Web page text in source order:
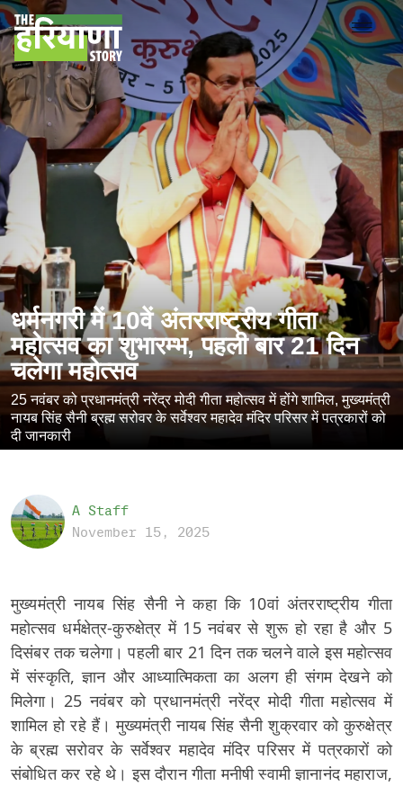
धर्मनगरी में 10वें अंतरराष्ट्रीय गीता
महोत्सव का शुभारम्भ, पहली बार 21 दिन
चलेगा महोत्सव
25 नवंबर को प्रधानमंत्री नरेंद्र मोदी गीता महोत्सव में होंगे शामिल, मुख्यमंत्री
नायब सिंह सैनी ब्रह्म सरोवर के सर्वेश्वर महादेव मंदिर परिसर में पत्रकारों को
दी जानकारी
A Staff
November 15, 2025
मुख्यमंत्री नायब सिंह सैनी ने कहा कि 10वां अंतरराष्ट्रीय गीता
महोत्सव धर्मक्षेत्र-कुरुक्षेत्र में 15 नवंबर से शुरू हो रहा है और 5
दिसंबर तक चलेगा। पहली बार 21 दिन तक चलने वाले इस महोत्सव
में संस्कृति, ज्ञान और आध्यात्मिकता का अलग ही संगम देखने को
मिलेगा। 25 नवंबर को प्रधानमंत्री नरेंद्र मोदी गीता महोत्सव में
शामिल हो रहे हैं। मुख्यमंत्री नायब सिंह सैनी शुक्रवार को कुरुक्षेत्र
के ब्रह्म सरोवर के सर्वेश्वर महादेव मंदिर परिसर में पत्रकारों को
संबोधित कर रहे थे। इस दौरान गीता मनीषी स्वामी ज्ञानानंद महाराज,